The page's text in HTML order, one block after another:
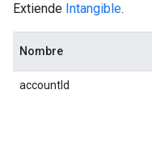
Extiende Intangible.
Nombre
accountId